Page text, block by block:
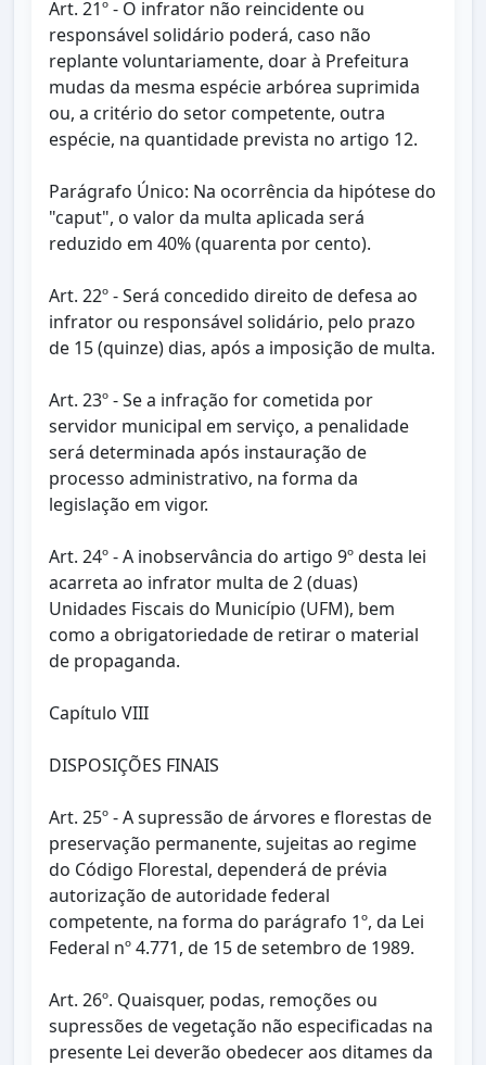
Art. 21º - O infrator não reincidente ou
responsável solidário poderá, caso não
replante voluntariamente, doar à Prefeitura
mudas da mesma espécie arbórea suprimida
ou, a critério do setor competente, outra
espécie, na quantidade prevista no artigo 12.
Parágrafo Único: Na ocorrência da hipótese do
"caput", o valor da multa aplicada será
reduzido em 40% (quarenta por cento).
Art. 22º - Será concedido direito de defesa ao
infrator ou responsável solidário, pelo prazo
de 15 (quinze) dias, após a imposição de multa.
Art. 23º - Se a infração for cometida por
servidor municipal em serviço, a penalidade
será determinada após instauração de
processo administrativo, na forma da
legislação em vigor.
Art. 24º - A inobservância do artigo 9º desta lei
acarreta ao infrator multa de 2 (duas)
Unidades Fiscais do Município (UFM), bem
como a obrigatoriedade de retirar o material
de propaganda.
Capítulo VIII
DISPOSIÇÕES FINAIS
Art. 25º - A supressão de árvores e florestas de
preservação permanente, sujeitas ao regime
do Código Florestal, dependerá de prévia
autorização de autoridade federal
competente, na forma do parágrafo 1º, da Lei
Federal nº 4.771, de 15 de setembro de 1989.
Art. 26º. Quaisquer, podas, remoções ou
supressões de vegetação não especificadas na
presente Lei deverão obedecer aos ditames da